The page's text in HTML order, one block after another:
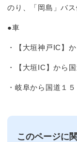
のり、「岡島」バ
●車
・【大垣神戸IC】
・【大垣IC】から
・岐阜から国道１
このページに